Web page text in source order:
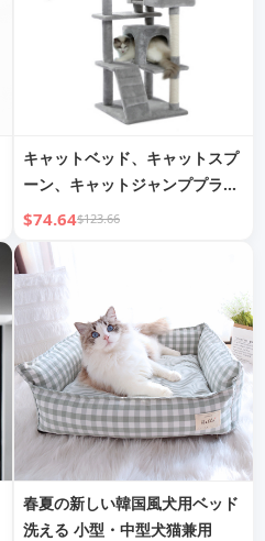
キャットベッド、キャットスプ
ーン、キャットジャンププラッ
トフォーム、キャットツリー、
キャットタワー、キャットハン
モック
$74.64$123.66
春夏の新しい韓国風犬用ベッド
洗える 小型・中型犬猫兼用